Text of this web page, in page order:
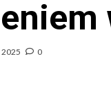
2025 0